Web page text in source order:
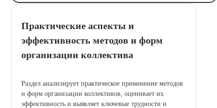
Практические аспекты и
эффективность методов и форм
организации коллектива
Раздел анализирует практическое применение методов
и форм организации коллективов, оценивает их
эффективность и выявляет ключевые трудности и